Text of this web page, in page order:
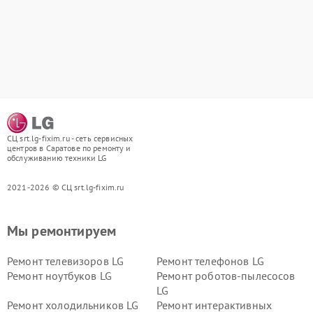
СЦ srt.lg-fixim.ru - сеть сервисных
центров в Саратове по ремонту и
обслуживанию техники LG
2021-2026 © СЦ srt.lg-fixim.ru
Мы ремонтируем
Ремонт телевизоров LG
Ремонт телефонов LG
Ремонт ноутбуков LG
Ремонт роботов-пылесосов
LG
Ремонт холодильников LG
Ремонт интерактивных